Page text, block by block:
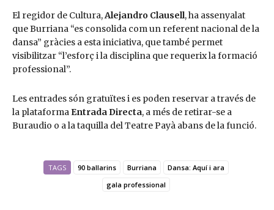
El regidor de Cultura,Alejandro Clausell, ha assenyalat
que Burriana “es consolida com un referent nacional de la
dansa” gràcies a esta iniciativa, que també permet
visibilitzar “l’esforç i la disciplina que requerix la formació
professional”.
Les entrades són gratuïtes i es poden reservar a través de
la plataforma Entrada Directa, a més de retirar-se a
Buraudio o a la taquilla del Teatre Payà abans de la funció.
TAGS 90 ballarins Burriana
Dansa: Aquí i ara
gala professional